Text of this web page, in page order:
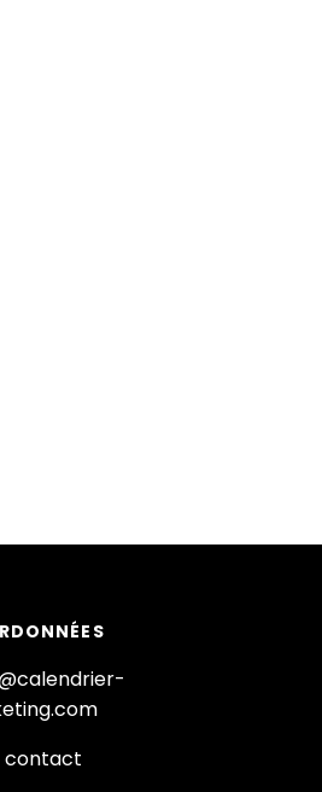
contact